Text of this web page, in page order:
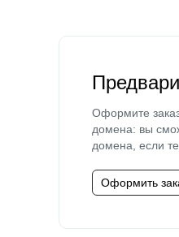
Оформите
домена: вы
домена, если
Оформить